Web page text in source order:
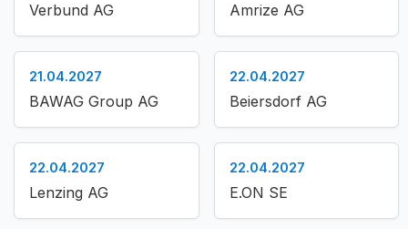
Verbund AG Amrize AG
21.04.2027
BAWAG Group AG
22.04.2027
Beiersdorf AG
22.04.2027
Lenzing AG
22.04.2027
E.ON SE